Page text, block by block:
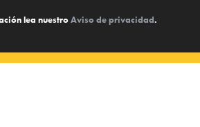
lea nuestroAviso de privacidad.